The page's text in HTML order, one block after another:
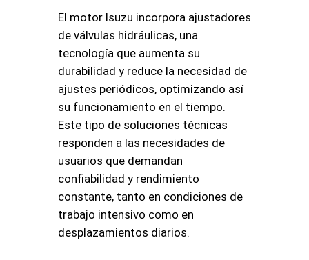
El motor Isuzu incorpora ajustadores
de válvulas hidráulicas, una
tecnología que aumenta su
durabilidad y reduce la necesidad de
ajustes periódicos, optimizando así
su funcionamiento en el tiempo.
Este tipo de soluciones técnicas
responden a las necesidades de
usuarios que demandan
confiabilidad y rendimiento
constante, tanto en condiciones de
trabajo intensivo como en
desplazamientos diarios.